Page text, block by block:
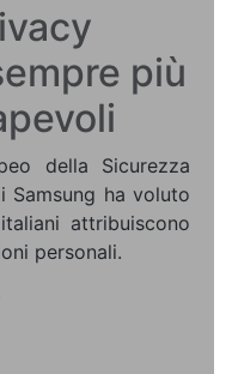
più
della Sicurezza
Samsung ha voluto
attribuiscono
personali.